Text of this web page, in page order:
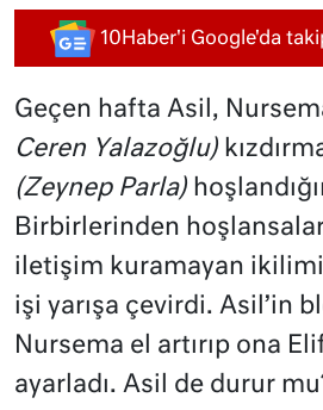
10Haber'i Google'da
Geçen hafta Asil,
Ceren Yalazoğlu)
(Zeynep Parla)
Birbirlerinden
iletişim kuramayan
işi yarışa çevirdi. Asil’in
Nursema el artırıp ona
ayarladı. Asil de durur